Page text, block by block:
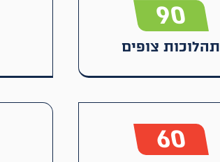
90
תהלוכות צופים
60